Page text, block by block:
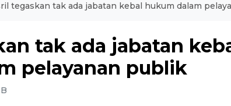
tegaskan tak ada jabatan kebal hukum dalam
tak ada jabatan
pelayanan publik